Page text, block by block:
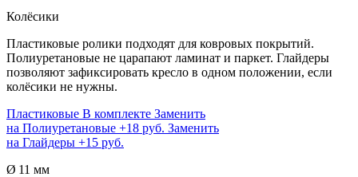
Колёсики
Пластиковые ролики подходят для ковровых покрытий.
Полиуретановые не царапают ламинат и паркет. Глайдеры
позволяют зафиксировать кресло в одном положении, если
колёсики не нужны.
Пластиковые В комплекте Заменить
на Полиуретановые +18 руб. Заменить
на Глайдеры +15 руб.
Ø 11 мм